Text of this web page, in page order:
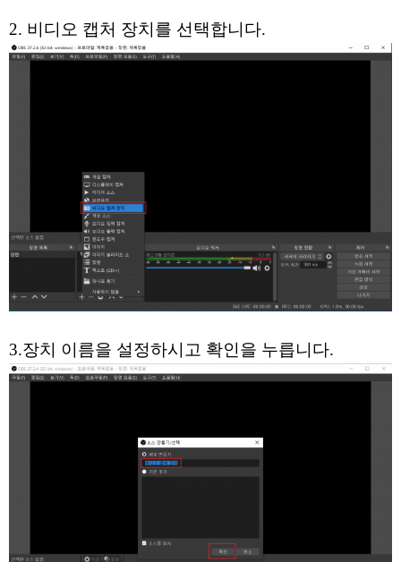
2. 비디오 캡처 장치를 선택합니다.
3.장치 이름을 설정하시고 확인을 누릅니다.